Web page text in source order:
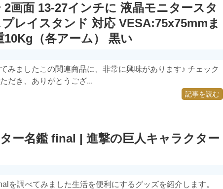
画面 13-27インチに 液晶モニタースタ
レイスタンド 対応 VESA:75x75mmま
10Kg（各アーム） 黒い
みましたこの関連商品に、非常に興味があります♪ チェック
だき、ありがとうござ...
記事を読む
ー名鑑 final | 進撃の巨人キャラクター
を調べてみました生活を便利にするグッズを紹介します。